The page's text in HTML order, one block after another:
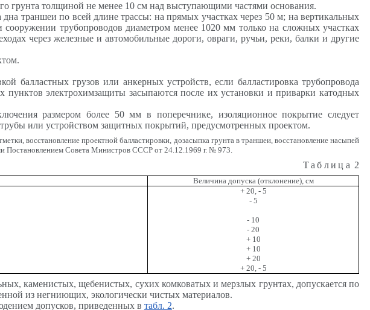
грунта толщиной не менее 10 см над выступающими частями основания.
траншеи по всей длине трассы: на прямых участках через 50 м; на вертикальных
трубопроводов диаметром менее 1020 мм только на сложных участках
через железные и автомобильные дороги, овраги, ручьи, реки, балки и другие
.
балластных грузов или анкерных устройств, если балластировка трубопровода
пунктовэлектрохимзащиты засыпаются после их установки и приварки катодных
размером более 50 мм в поперечнике, изоляционное покрытие следует
или устройством защитных покрытий, предусмотренных проектом.
восстановление проектной балластировки, дозасыпкагрунта в траншеи, восстановление насыпей
Постановлением Совета Министров СССР от 24.12.1969 г. № 973.
Таблица 2
Величина допуска (отклонение), см
+ 20, - 5
- 5
- 10
- 20
+ 10
+ 10
+ 20
+ 20, - 5
каменистых, щебенистых, сухих комковатых и мерзлых грунтах, допускается по
из негниющих, экологически чистых материалов.
допусков, приведенных в табл. 2.